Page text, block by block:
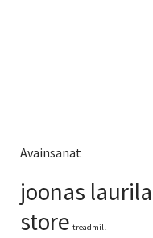
Avainsanat
joonas laurila
store treadmill